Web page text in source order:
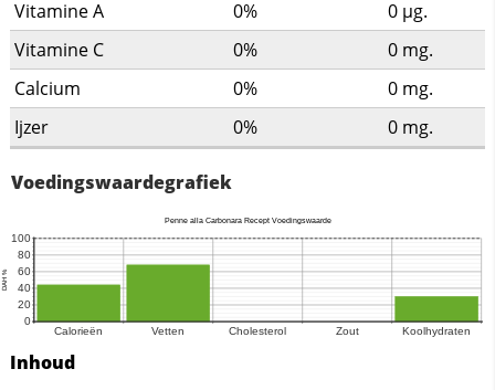
Vitamine A 0% 0 µg.
Vitamine C
0% 0 mg.
Calcium
0% 0 mg.
Ijzer
0% 0 mg.
Voedingswaardegrafiek
Inhoud